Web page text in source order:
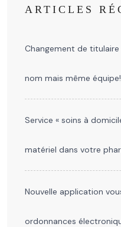
ARTICLES
Changement de
nom mais même équipe!
Service « soins à
matériel dans votre
Nouvelle application
ordonnances